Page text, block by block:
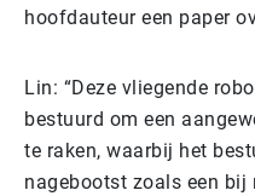
hoofdauteur een paper
Lin: “Deze vliegende
bestuurd om een
te raken, waarbij het
nagebootst zoals een bij